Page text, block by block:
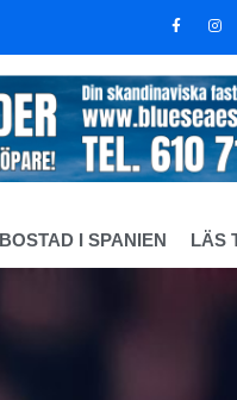
BOSTAD I SPANIEN LÄS